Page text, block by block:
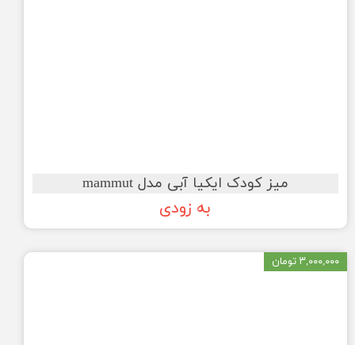
میز کودک ایکیا آبی مدل mammut
به زودی
۳,۰۰۰,۰۰۰ تومان